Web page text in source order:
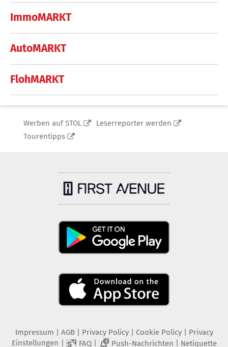
ImmoMARKT
AutoMARKT
FlohMARKT
Werben auf STOL
Leserreporter werden
Tourentipps
Impressum AGB Privacy Policy| Cookie Policy| Privacy
Einstellungen
FAQ| 2 Push-Nachrichten Netiquette